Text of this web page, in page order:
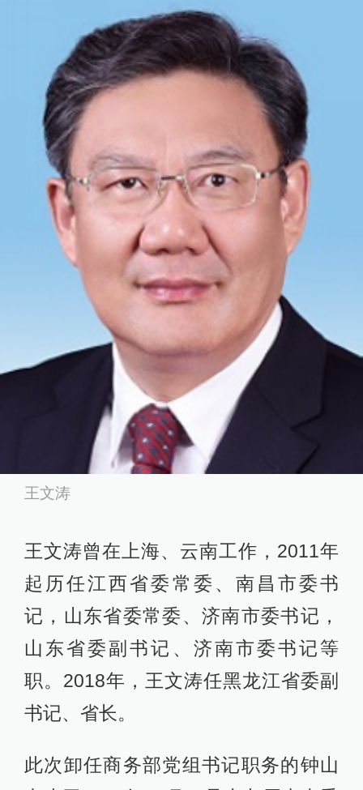
王文涛
王文涛曾在上海、云南工作，2011年
起历任江西省委常委、南昌市委书
记，山东省委常委、济南市委书记，
山东省委副书记、济南市委书记等
职。2018年，王文涛任黑龙江省委副
书记、省长。
此次卸任商务部党组书记职务的钟山